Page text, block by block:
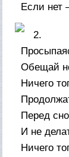
Если нет
2.
Обещай
Ничего
Перед
И не
Ничего